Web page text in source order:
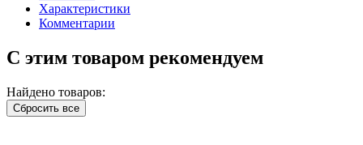
Характеристики
Комментарии
С этим товаром рекомендуем
Найдено товаров:
Сбросить все